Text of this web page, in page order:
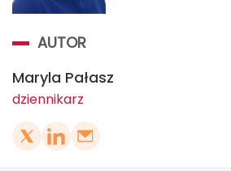
AUTOR
Maryla Pałasz
dziennikarz